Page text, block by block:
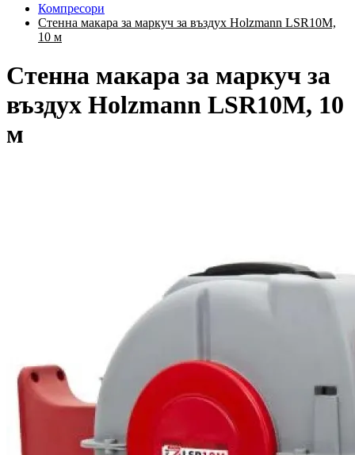
Компресори
Стенна макара за маркуч за въздух Holzmann LSR10M,
10 м
Стенна макара за маркуч за
въздух Holzmann LSR10M, 10
м